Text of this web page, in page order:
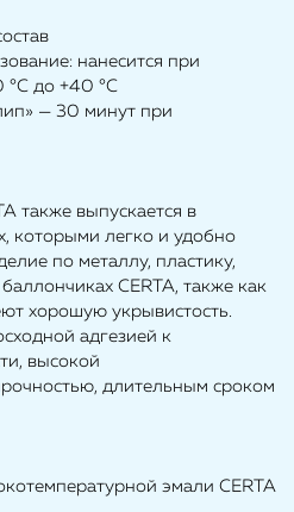
нанесится при
°С до +40 °С
— 30 минут при
также выпускается в
которыми легко и удобно
по металлу, пластику,
CERTA, также как
хорошую укрывистость.
адгезией к
высокой
длительным сроком
эмали CERTA